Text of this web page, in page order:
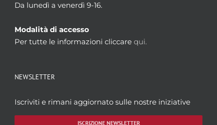
Da lunedì a venerdì 9-16.
Modalità di accesso
Per tutte le informazioni cliccare qui.
NEWSLETTER
Iscriviti e rimani aggiornato sulle nostre iniziative
ISCRIZIONE NEWSLETTER